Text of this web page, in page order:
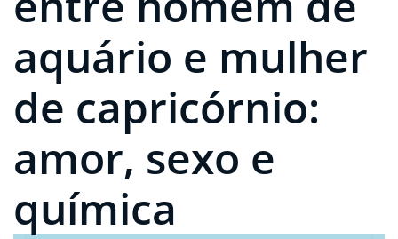
aquário e mulher
de capricórnio:
amor, sexo e
química